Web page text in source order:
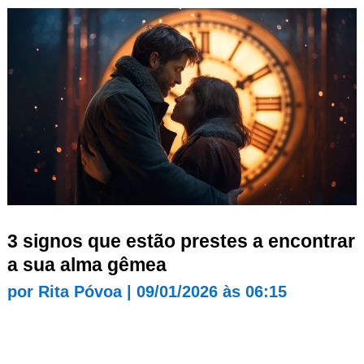
3 signos que estão prestes a encontrar
a sua alma gêmea
por Rita Póvoa| 09/01/2026 às 06:15